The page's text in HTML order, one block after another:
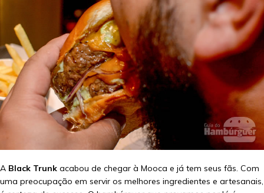
A Black Trunk acabou de chegar à Mooca e já tem seus fãs. Com
uma preocupação em servir os melhores ingredientes e artesanais,